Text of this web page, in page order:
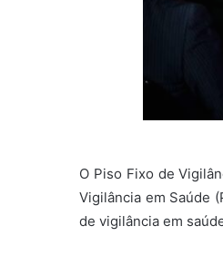
O Piso Fixo de
Vigilância em Saúde
de vigilância em